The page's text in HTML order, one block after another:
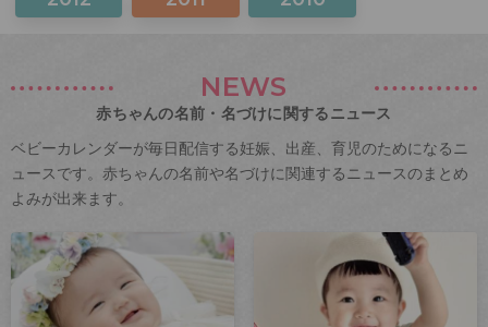
NEWS
赤ちゃんの名前・名づけに関するニュース
ベビーカレンダーが毎日配信する妊娠、出産、育児のためになるニ
ュースです。赤ちゃんの名前や名づけに関連するニュースのまとめ
よみが出来ます。